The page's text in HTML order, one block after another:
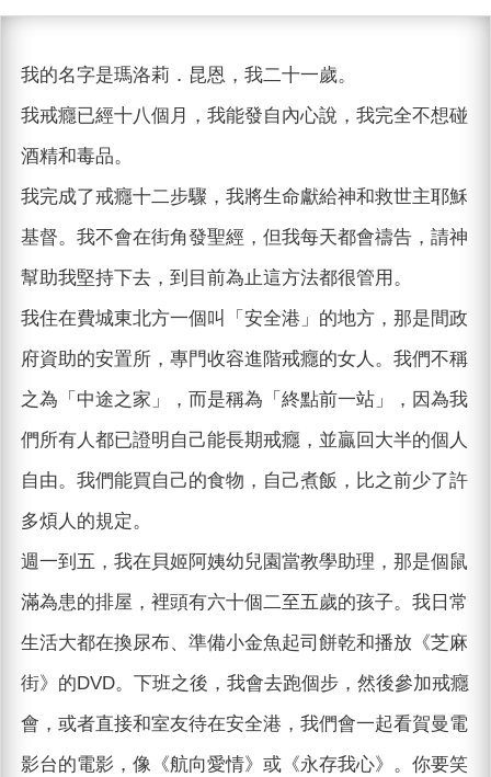
我的名字是瑪洛莉．昆恩，我二十一歲。
我戒癮已經十八個月，我能發自內心說，我完全不想碰
酒精和毒品。
我完成了戒癮十二步驟，我將生命獻給神和救世主耶穌
基督。我不會在街角發聖經，但我每天都會禱告，請神
幫助我堅持下去，到目前為止這方法都很管用。
我住在費城東北方一個叫「安全港」的地方，那是間政
府資助的安置所，專門收容進階戒癮的女人。我們不稱
之為「中途之家」，而是稱為「終點前一站」，因為我
們所有人都已證明自己能長期戒癮，並贏回大半的個人
自由。我們能買自己的食物，自己煮飯，比之前少了許
多煩人的規定。
週一到五，我在貝姬阿姨幼兒園當教學助理，那是個鼠
滿為患的排屋，裡頭有六十個二至五歲的孩子。我日常
生活大都在換尿布、準備小金魚起司餅乾和播放《芝麻
街》的DVD。下班之後，我會去跑個步，然後參加戒癮
會，或者直接和室友待在安全港，我們會一起看賀曼電
影台的電影，像《航向愛情》或《永存我心》。你要笑